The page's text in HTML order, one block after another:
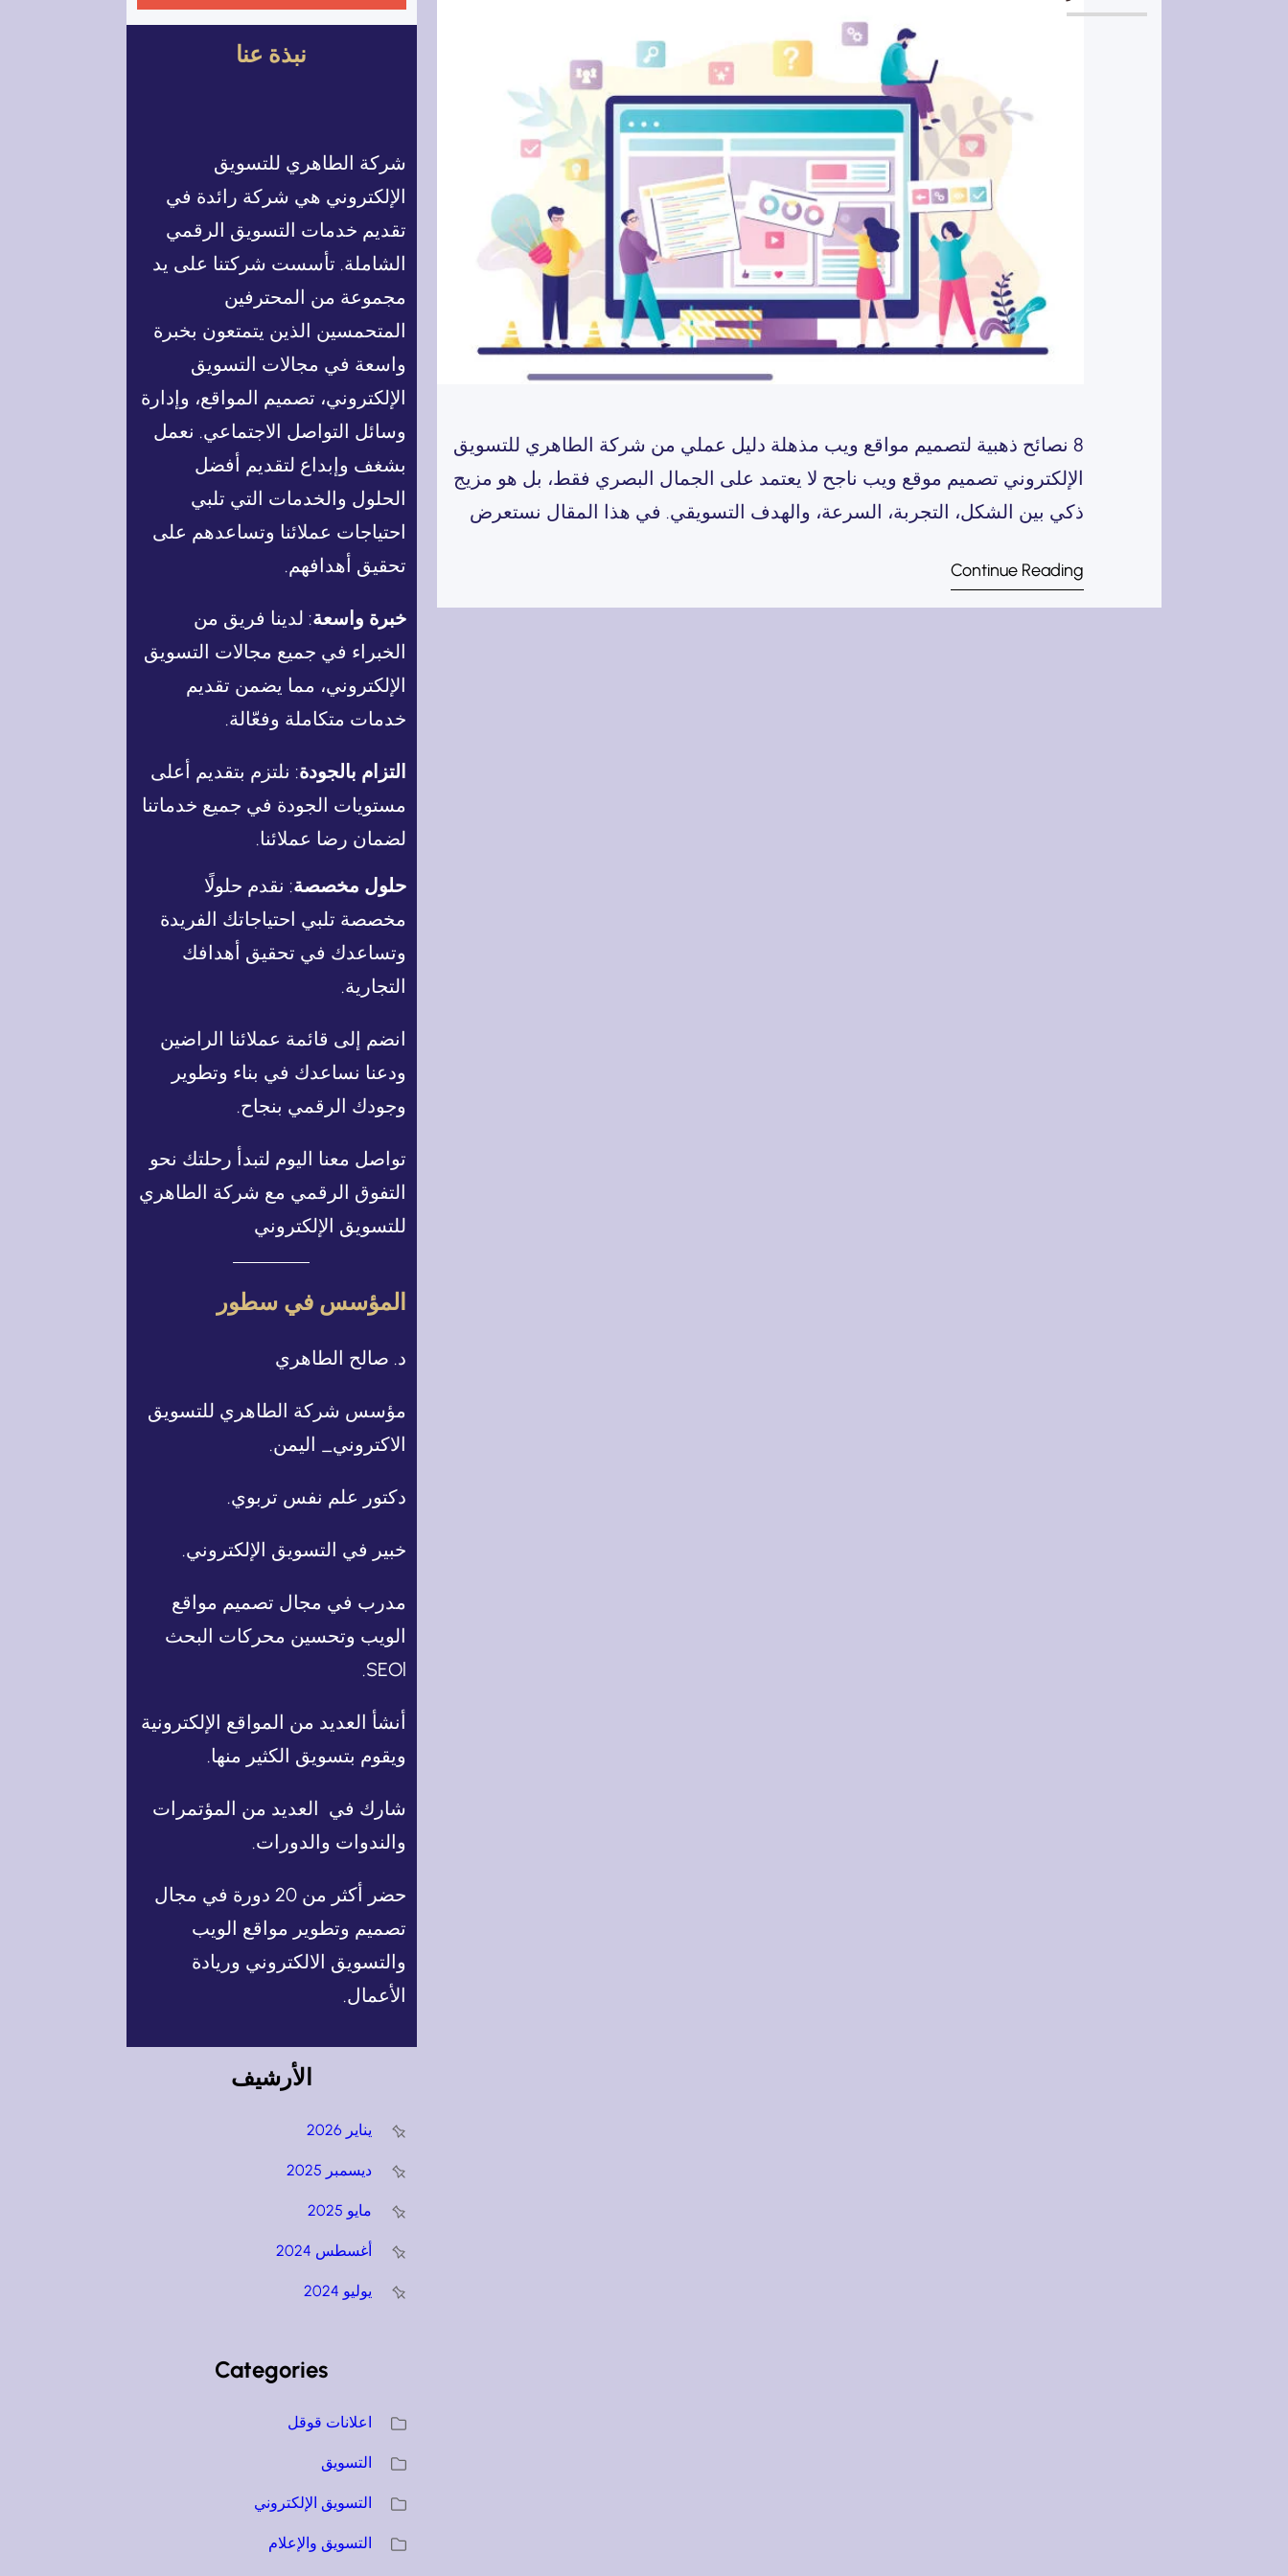
8 نصائح ذهبية لتصميم مواقع ويب مذهلة دليل عملي من شركة الطاهري للتسويق
الإلكتروني تصميم موقع ويب ناجح لا يعتمد على الجمال البصري فقط، بل هو مزيج
ذكي بين الشكل، التجربة، السرعة، والهدف التسويقي. في هذا المقال نستعرض
النصيحة الأولى: صمّم موقعك…
Continue Reading
ب
نبذة عنا
شركة الطاهري للتسويق
الإلكتروني هي شركة رائدة في
تقديم خدمات التسويق الرقمي
الشاملة. تأسست شركتنا على يد
مجموعة من المحترفين
المتحمسين الذين يتمتعون بخبرة
واسعة في مجالات التسويق
الإلكتروني، تصميم المواقع، وإدارة
وسائل التواصل الاجتماعي. نعمل
بشغف وإبداع لتقديم أفضل
الحلول والخدمات التي تلبي
احتياجات عملائنا وتساعدهم على
تحقيق أهدافهم.
خبرة واسعة: لدينا فريق من
الخبراء في جميع مجالات التسويق
الإلكتروني، مما يضمن تقديم
خدمات متكاملة وفعّالة.
التزام بالجودة: نلتزم بتقديم أعلى
مستويات الجودة في جميع خدماتنا
لضمان رضا عملائنا.
حلول مخصصة: نقدم حلولًا
مخصصة تلبي احتياجاتك الفريدة
وتساعدك في تحقيق أهدافك
التجارية.
انضم إلى قائمة عملائنا الراضين
ودعنا نساعدك في بناء وتطوير
وجودك الرقمي بنجاح.
تواصل معنا اليوم لتبدأ رحلتك نحو
التفوق الرقمي مع شركة الطاهري
للتسويق الإلكتروني
المؤسس في سطور
د. صالح الطاهري
مؤسس شركة الطاهري للتسويق
الاكتروني_ اليمن.
دكتور علم نفس تربوي.
خبير في التسويق الإلكتروني.
مدرب في مجال تصميم مواقع
الويب وتحسين محركات البحث
SEOl.
أنشأ العديد من المواقع الإلكترونية
ويقوم بتسويق الكثير منها.
شارك في العديد من المؤتمرات
والندوات والدورات.
حضر أكثر من 20 دورة في مجال
تصميم وتطوير مواقع الويب
والتسويق الالكتروني وريادة
الأعمال.
الأرشيف
يناير 2026
ديسمبر 2025
مايو 2025
أغسطس 2024
يوليو 2024
Categories
اعلانات قوقل
التسويق
التسويق الإلكتروني
التسويق والإعلام